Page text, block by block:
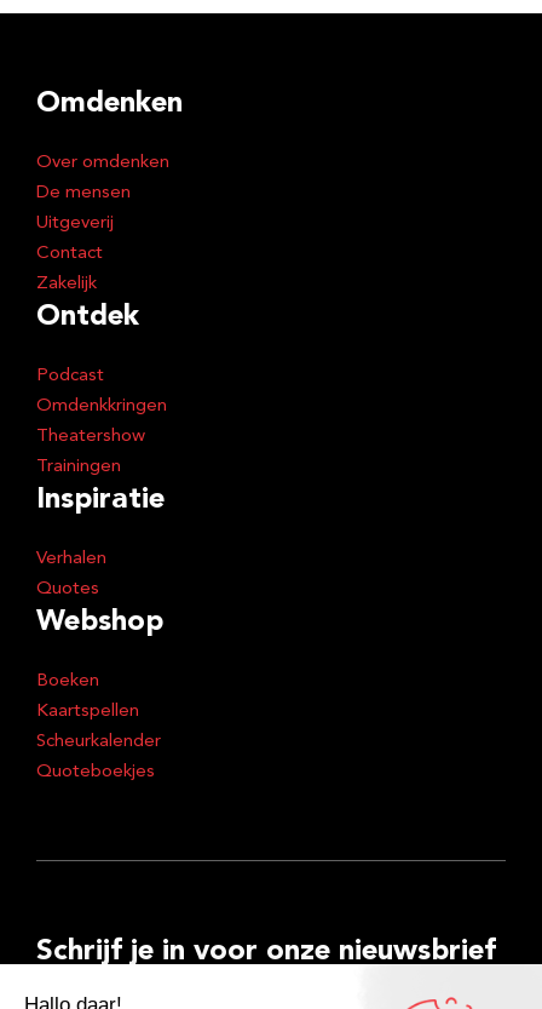
Omdenken
Over omdenken
De mensen
Uitgeverij
Contact
Zakelijk
Ontdek
Podcast
Omdenkkringen
Theatershow
Trainingen
Inspiratie
Verhalen
Quotes
Webshop
Boeken
Kaartspellen
Scheurkalender
Quoteboekjes
Schrijf je in voor onze nieuwsbrief